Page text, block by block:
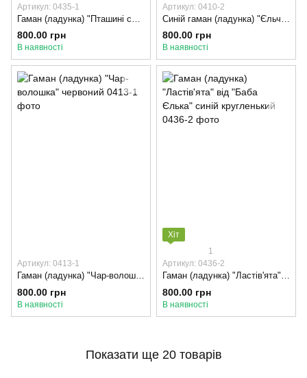
Артикул: 0435-1
800.00 грн
В наявності
Артикул: 0410-2
800.00 грн
В наявності
Артикул: 0413-1
Гаман (ладунка) "Чар-волошка" червоний
800.00 грн
В наявності
Хіт
1
Артикул: 0436-2
Гаман (ладунка) "Ластів'ята" від "Баба Єлька" синій кругленький
800.00 грн
В наявності
Показати ще 20 товарів